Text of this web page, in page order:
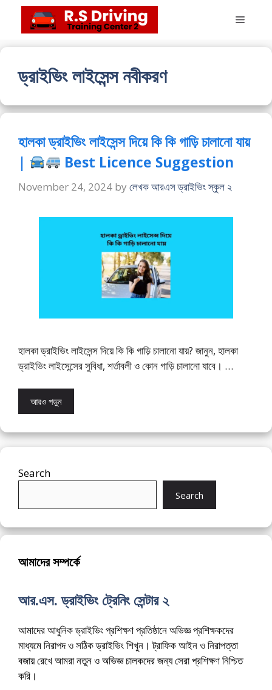
content
Menu
ড্রাইভিং লাইসেন্স নবীকরণ
হালকা ড্রাইভিং লাইসেন্স দিয়ে কি কি গাড়ি চালানো যায়
|
Best Licence Suggestion
November 24, 2024 by লেখক আরএস ড্রাইভিং স্কুল ২
হালকা ড্রাইভিং লাইসেন্স দিয়ে কি কি গাড়ি চালানো যায়? জানুন, হালকা
ড্রাইভিং লাইসেন্সের সুবিধা, শর্তাবলী ও কোন গাড়ি চালানো যাবে। …
আরও পড়ুন
Search
Search
আমাদের সম্পর্কে
আর.এস. ড্রাইভিং ট্রেনিং সেন্টার ২
আমাদের আধুনিক ড্রাইভিং প্রশিক্ষণ প্রতিষ্ঠানে অভিজ্ঞ প্রশিক্ষকদের
মাধ্যমে নিরাপদ ও সঠিক ড্রাইভিং শিখুন। ট্রাফিক আইন ও নিরাপত্তা
বজায় রেখে আমরা নতুন ও অভিজ্ঞ চালকদের জন্য সেরা প্রশিক্ষণ নিশ্চিত
করি।